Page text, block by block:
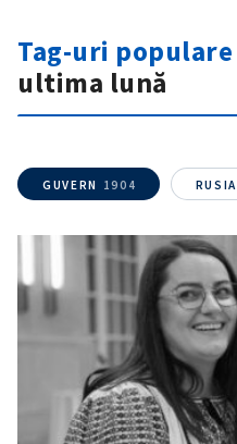
Tag-uri populare
ultima lună
GUVERN 1904 RUSIA